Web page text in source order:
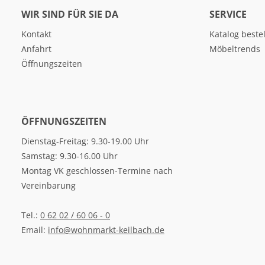
WIR SIND FÜR SIE DA
Kontakt
Anfahrt
Öffnungszeiten
SERVICE
Katalog
Möbeltrends
ÖFFNUNGSZEITEN
Dienstag-Freitag: 9.30-19.00 Uhr
Samstag: 9.30-16.00 Uhr
Montag VK geschlossen-Termine nach
Vereinbarung
Tel.: 0 62 02 / 60 06 - 0
Email: info@wohnmarkt-keilbach.de